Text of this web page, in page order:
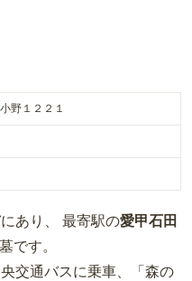
野１２２１
にあり、 最寄駅の愛甲石田
です。
交通バスに乗車、「森の